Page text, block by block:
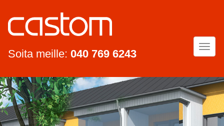
Soita meille: 040 769 6243